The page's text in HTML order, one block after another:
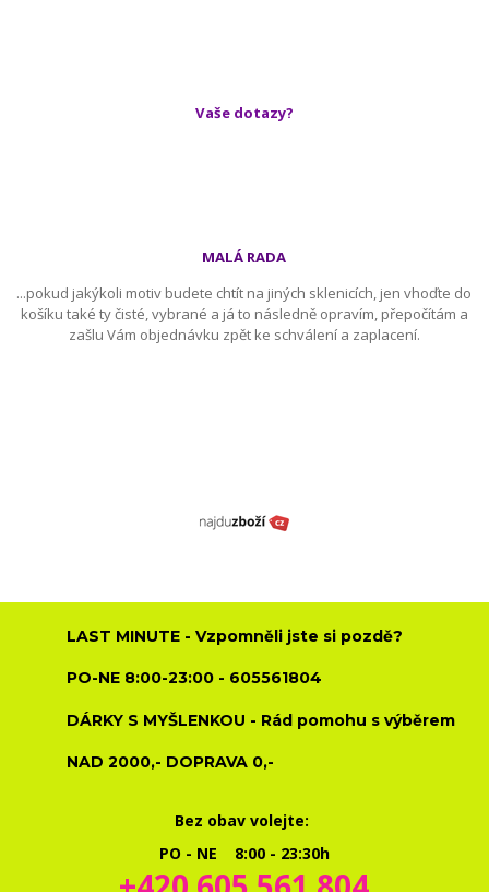
Vaše dotazy?
MALÁ RADA
...pokud jakýkoli motiv budete chtít na jiných sklenicích, jen vhoďte do
košíku také ty čisté, vybrané a já to následně opravím, přepočítám a
zašlu Vám objednávku zpět ke schválení a zaplacení.
LAST MINUTE - Vzpomněli jste si pozdě?
PO-NE 8:00-23:00 - 605561804
DÁRKY S MYŠLENKOU - Rád pomohu s výběrem
NAD 2000,- DOPRAVA 0,-
Bez obav volejte:
PO - NE 8:00 - 23:30h